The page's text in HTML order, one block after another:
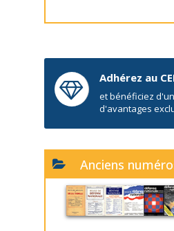
Adhérez au
et bénéficiez
d'avantages
Anciens